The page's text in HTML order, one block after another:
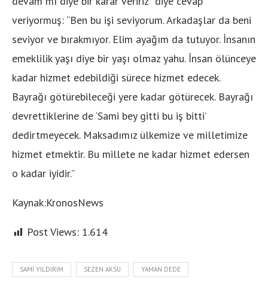
veriyormuş: “Ben bu işi seviyorum. Arkadaşlar da beni
seviyor ve bırakmıyor. Elim ayağım da tutuyor. İnsanın
emeklilik yaşı diye bir yaşı olmaz yahu. İnsan ölünceye
kadar hizmet edebildiği sürece hizmet edecek.
Bayrağı götürebileceği yere kadar götürecek. Bayrağı
devrettiklerine de ‘Sami bey gitti bu iş bitti’
dedirtmeyecek. Maksadımız ülkemize ve milletimize
hizmet etmektir. Bu millete ne kadar hizmet edersen
o kadar iyidir.”
Kaynak:KronosNews
Post Views: 1.614
SAMI YILDIRIM SEZEN AKSU YAMAN DEDE